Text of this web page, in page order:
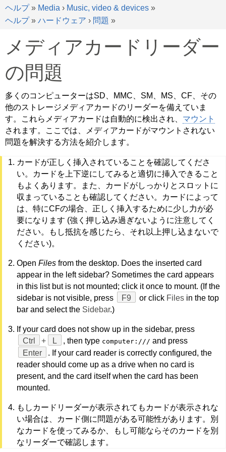
ヘルプ» Media › Music, video & devices »
ヘルプ» ハードウェア › 問題 »
メディアカードリーダー
の問題
多くのコンピューターはSD、MMC、SM、MS、CF、その
他のストレージメディアカードのリーダーを備えていま
す。これらメディアカードは自動的に検出され、 マウント
されます。ここでは、メディアカードがマウントされない
問題を解決する方法を紹介します。
カードが正しく挿入されていることを確認してくださ
い。カードを上下逆にしてみると適切に挿入できること
もよくあります。また、カードがしっかりとスロットに
収まっていることも確認してください。カードによって
は、特にCFの場合、正しく挿入するために少し力が必
要になります (強く押し込み過ぎないように注意してく
ださい。もし抵抗を感じたら、それ以上押し込まないで
ください)。
OpenFiles from the desktop. Does the inserted card
appear in the left sidebar? Sometimes the card appears
in this list but is not mounted; click it once to mount. (If the
sidebar is not visible, press
F9 or click Files in the top
bar and select the Sidebar.)
If your card does not show up in the sidebar, press
Ctrl
+ L , then type computer:/// and press
Enter
. If your card reader is correctly configured, the
reader should come up as a drive when no card is
present, and the card itself when the card has been
mounted.
もしカードリーダーが表示されてもカードが表示されな
い場合は、カード側に問題がある可能性があります。別
なカードを使ってみるか、もし可能ならそのカードを別
なリーダーで確認します。